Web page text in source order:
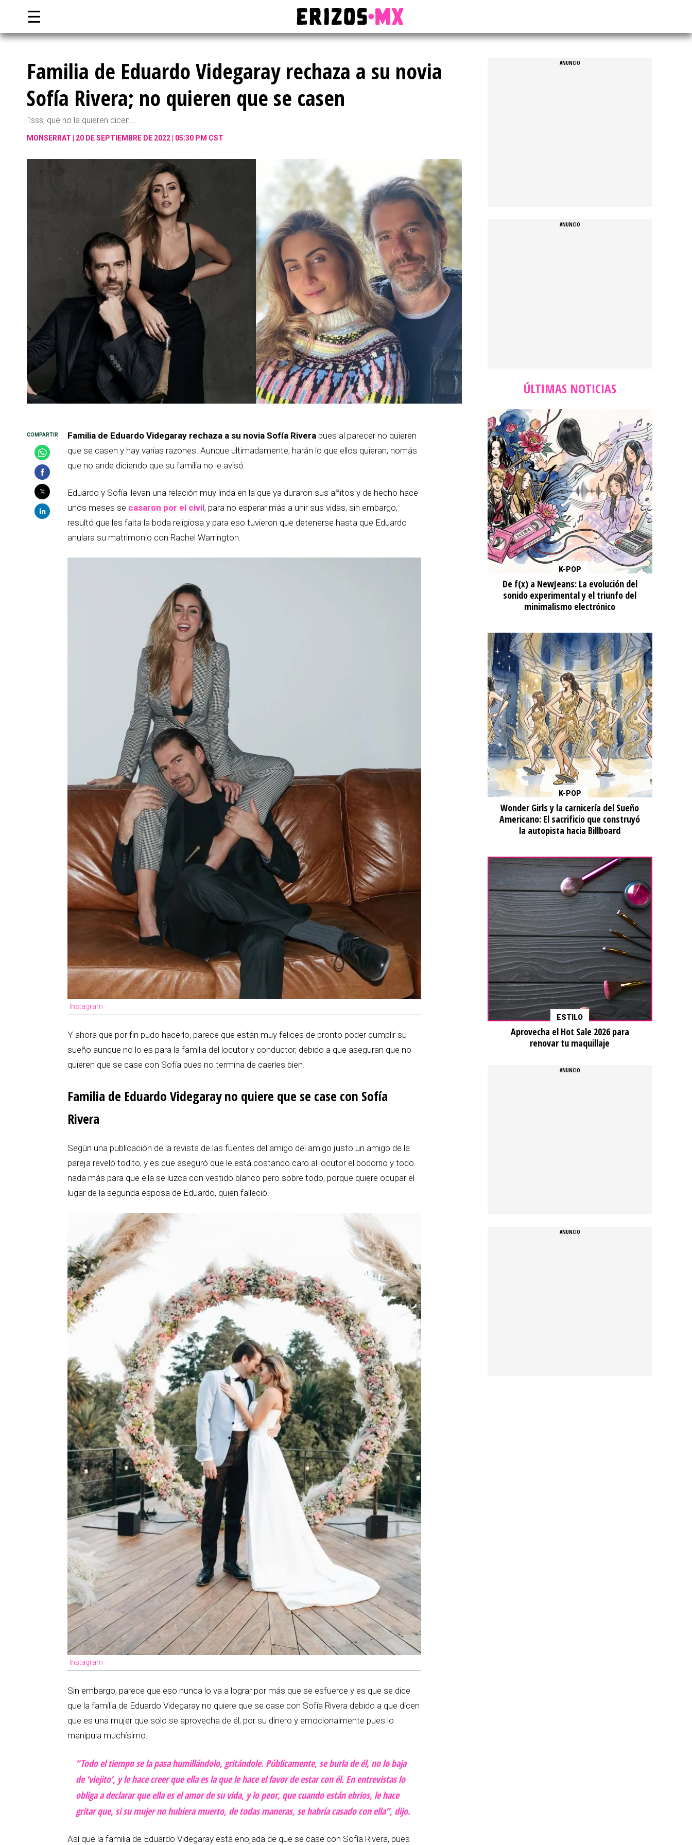
☰
Familia de Eduardo Videgaray rechaza a su novia
Sofía Rivera; no quieren que se casen
Tsss, que no la quieren dicen...
MONSERRAT 20 DE SEPTIEMBRE DE 2022 | 05:30 PM CST
Familia de Eduardo Videgaray rechaza a su novia Sofía Rivera pues al parecer no quieren
que se casen y hay varias razones. Aunque ultimadamente, harán lo que ellos quieran, nomás
que no ande diciendo que su familia no le avisó.
Eduardo y Sofía llevan una relación muy linda en la que ya duraron sus añitos y de hecho hace
unos meses se casaron por el civil, para no esperar más a unir sus vidas, sin embargo,
resultó que les falta la boda religiosa y para eso tuvieron que detenerse hasta que Eduardo
anulara su matrimonio con Rachel Warrington.
Instagram
Y ahora que por fin pudo hacerlo, parece que están muy felices de pronto poder cumplir su
sueño aunque no lo es para la familia del locutor y conductor, debido a que aseguran que no
quieren que se case con Sofía pues no termina de caerles bien.
Familia de Eduardo Videgaray no quiere que se case con Sofía
Rivera
Según una publicación de la revista de las fuentes del amigo del amigo justo un amigo de la
pareja reveló todito, y es que aseguró que le está costando caro al locutor el bodorrio y todo
nada más para que ella se luzca con vestido blanco pero sobre todo, porque quiere ocupar el
lugar de la segunda esposa de Eduardo, quien falleció.
Instagram
Sin embargo, parece que eso nunca lo va a lograr por más que se esfuerce y es que se dice
que la familia de Eduardo Videgaray no quiere que se case con Sofía Rivera debido a que dicen
que es una mujer que solo se aprovecha de él, por su dinero y emocionalmente pues lo
manipula muchísimo.
“Todo el tiempo se la pasa humillándolo, gritándole. Públicamente, se burla de él, no lo baja
de ‘viejito’, y le hace creer que ella es la que le hace el favor de estar con él. En entrevistas lo
obliga a declarar que ella es el amor de su vida, y lo peor, que cuando están ebrios, le hace
gritar que, si su mujer no hubiera muerto, de todas maneras, se habría casado con ella”, dijo.
Así que la familia de Eduardo Videgaray está enojada de que se case con Sofía Rivera, pues
ÚLTIMAS NOTICIAS
K-POP
De f(x) a NewJeans: La evolución del
sonido experimental y el triunfo del
minimalismo electrónico
K-POP
Wonder Girls y la carnicería del Sueño
Americano: El sacrificio que construyó
la autopista hacia Billboard
ESTILO
Aprovecha el Hot Sale 2026 para
renovar tu maquillaje